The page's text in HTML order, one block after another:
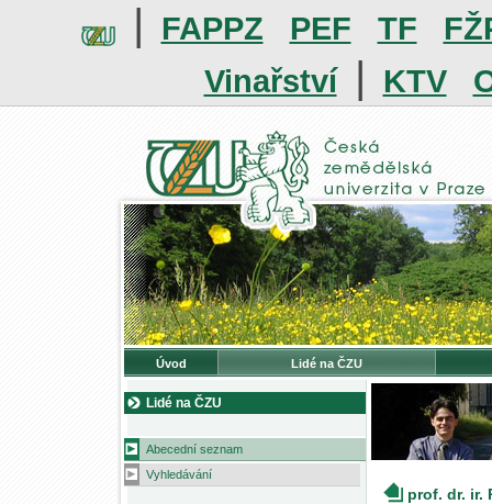
| FAPPZ PEF TF
Vinařství | KTV
Úvod Lidé na ČZU
Lidé na ČZU
Abecední seznam
Vyhledávání
prof. dr. ir.